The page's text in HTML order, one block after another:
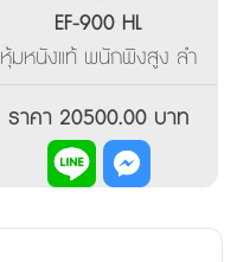
EF-900 HL
หุ้มหนังแท้ พนักพิงสูง ลำ
ราคา 20500.00 บาท